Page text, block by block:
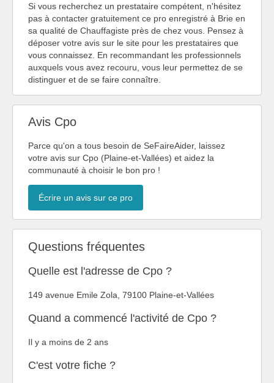
Si vous recherchez un prestataire compétent, n'hésitez
pas à contacter gratuitement ce pro enregistré à Brie en
sa qualité de Chauffagiste près de chez vous. Pensez à
déposer votre avis sur le site pour les prestataires que
vous connaissez. En recommandant les professionnels
auxquels vous avez recouru, vous leur permettez de se
distinguer et de se faire connaître.
Avis Cpo
Parce qu'on a tous besoin de SeFaireAider, laissez
votre avis sur Cpo (Plaine-et-Vallées) et aidez la
communauté à choisir le bon pro !
Écrire un avis sur ce pro
Questions fréquentes
Quelle est l'adresse de Cpo ?
149 avenue Emile Zola, 79100 Plaine-et-Vallées
Quand a commencé l'activité de Cpo ?
Il y a moins de 2 ans
C'est votre fiche ?